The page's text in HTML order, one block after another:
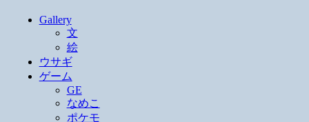
Gallery
文
絵
ウサギ
ゲーム
GE
なめこ
ポケモ